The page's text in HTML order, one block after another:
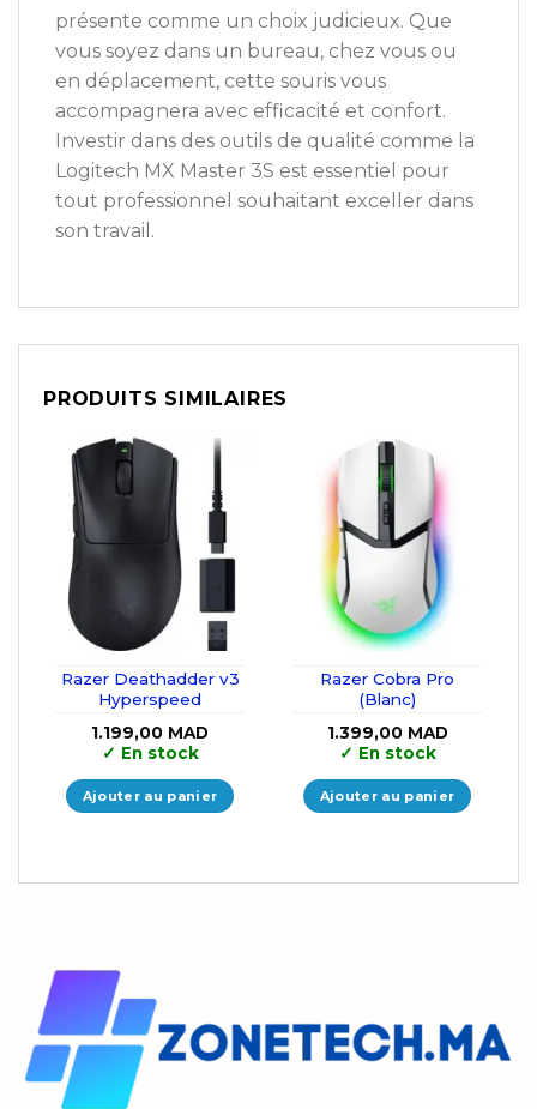
présente comme un choix judicieux. Que
vous soyez dans un bureau, chez vous ou
en déplacement, cette souris vous
accompagnera avec efficacité et confort.
Investir dans des outils de qualité comme la
Logitech MX Master 3S est essentiel pour
tout professionnel souhaitant exceller dans
son travail.
PRODUITS SIMILAIRES
Razer Deathadder v3
Hyperspeed
1.199,00 MAD
✓ En stock
Ajouter au panier
Razer Cobra Pro
(Blanc)
1.399,00 MAD
✓ En stock
Ajouter au panier